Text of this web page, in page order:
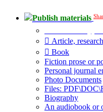
Publish materials
Article,
Book
Fiction prose or
Personal journal
Photo Documents
Files:
Biography
An audiobook or